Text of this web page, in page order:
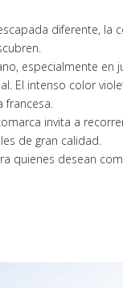
diferente, la
especialmente en
El intenso color
francesa.
invita a
de gran calidad.
quienes desean